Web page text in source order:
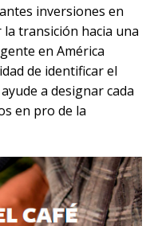
inversiones en
transición hacia una
en América
de identificar el
a designar cada
en pro de la